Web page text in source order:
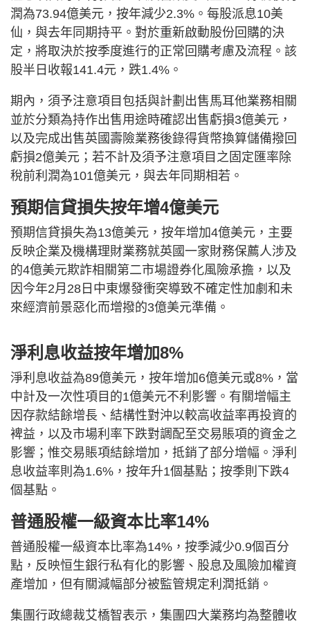
潤為73.94億美元，按年減少2.3%。每股派息10美
仙，與去年同期持平。對於重新啟動股份回購的決
定，將取決於按季度進⾏的正常回購考慮及流程。該
股半日收報141.4元，跌1.4%。
期內，須予注意項⽬包括與計劃出售⾺⽿他業務相關
並於分類為持作出售⽤途時確認出售虧損3億美元，
以及完成出售英國壽險業務後錄得貨幣換算儲備撥回
虧損2億美元；若不計及須予注意項⽬之固定匯率除
稅前利潤為101億美元，與去年同期相若。
預期信貸損失按年增4億美元
預期信貸損失為13億美元，按年增加4億美元，主要
反映企業及機構理財業務就英國⼀家財務保薦⼈涉及
的4億美元欺詐相關第⼆市場證券化風險承擔，以及
因今年2⽉28⽇中東爆發衝突導致不確定性加劇和未
來經濟前景惡化⽽增撥的3億美元準備。
淨利息收益按年增加8%
淨利息收益為89億美元，按年增加6億美元或8%，當
中計及⼀次性項⽬的1億美元不利影響。有關增幅主
因存款結餘增⻑、結構性對沖以較⾼收益率再投資的
裨益，以及市場利率下跌對調配⾄交易賬項的資⾦之
影響；惟交易賬項結餘增加，抵銷了部分增幅。淨利
息收益率則為1.6%，按年升1個基點；按季則下跌4
個基點。
普通股權⼀級資本比率14%
普通股權⼀級資本比率為14%，按季減少0.9個百分
點，反映恒⽣銀⾏私有化的影響、股息及風險加權資
產增加，但有關減幅部分被監管規定利潤抵銷。
集團⾏政總裁艾橋智表⽰，集團四⼤業務均為整體收